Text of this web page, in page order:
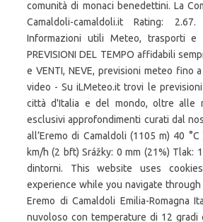
comunità di monaci benedettini. La
Camaldoli-camaldoli.it Rating:
Informazioni utili Meteo, trasporti e
PREVISIONI DEL TEMPO affidabili
e VENTI, NEVE, previsioni meteo fino
video - Su iLMeteo.it trovi le
città d'Italia e del mondo, oltre alle
esclusivi approfondimenti curati dal
all’Eremo di Camaldoli (1105 m) 40
km/h (2 bft) Srážky: 0 mm (21%) Tlak:
dintorni. This website uses
experience while you navigate
Eremo di Camaldoli Emilia-Romagna
nuvoloso con temperature di 12 gradi